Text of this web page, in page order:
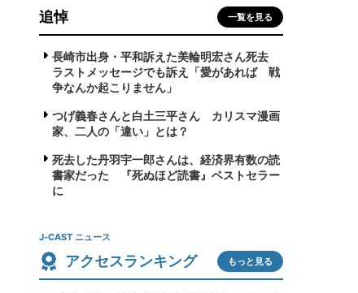
追悼 一覧を見る
長崎市出身・平和訴えた美輪明宏さん死去
ラストメッセージでも訴え「愛があれば 戦
争なんか起こりません」
つげ義春さんと白土三平さん カリスマ漫画
家、二人の「違い」とは？
死去した丹羽宇一郎さんは、経済界有数の読
書家だった 『死ぬほど読書』ベストセラー
に
J-CAST ニュース
アクセスランキング もっと見る